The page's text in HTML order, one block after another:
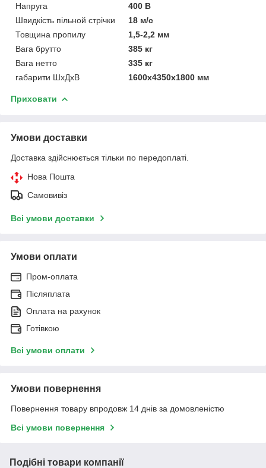
Напруга
400 B
Швидкість пільной стрічки
18 м/с
Товщина пропилу
1,5-2,2 мм
Вага брутто
385 кг
Вага нетто
335 кг
габарити ШхДхВ
1600х4350х1800 мм
Приховати
Умови доставки
Доставка здійснюється тільки по передоплаті.
Нова Пошта
Самовивіз
Всі умови доставки
Умови оплати
Пром-оплата
Післяплата
Оплата на рахунок
Готівкою
Всі умови оплати
Умови повернення
Повернення товару впродовж 14 днів за домовленістю
Всі умови повернення
Подібні товари компанії